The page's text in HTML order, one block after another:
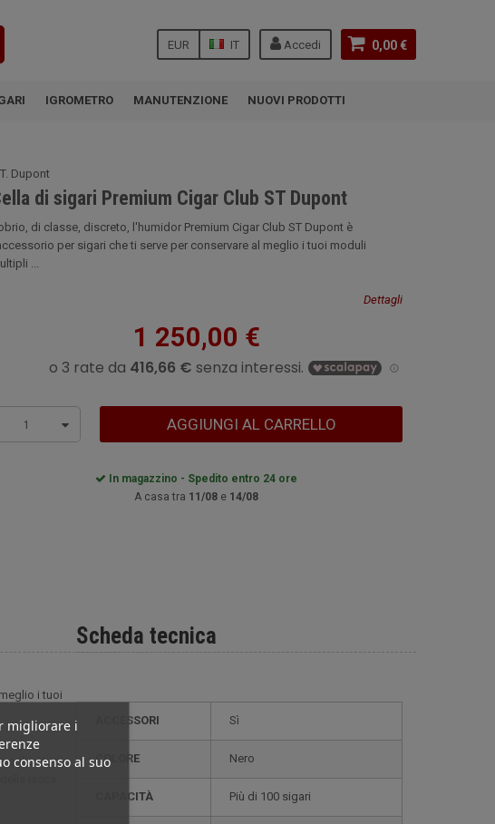
0,00 €
Accedi
IT
EUR
IGROMETRO MANUTENZIONE NUOVI PRODOTTI
migliorare i
consenso al suo
Dupont
di sigari Premium Cigar Club ST Dupont
di classe, discreto, l'humidor Premium Cigar Club ST Dupont è
per sigari che ti serve per conservare al meglio i tuoi moduli
...
Dettagli
1 250,00 €
1 AGGIUNGI AL CARRELLO
In magazzino - Spedito entro 24 ore
A casa tra 11/08 e 14/08
Scheda tecnica
ACCESSORI Sì
COLORE Nero
CAPACITÀ più di 100 sigari
i tuoi
i tuoi
lacca